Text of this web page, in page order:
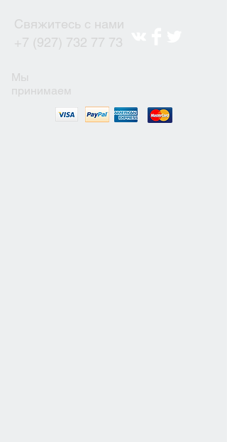
Свяжитесь с нами
+7 (927) 732 77 73
Мы
принимаем